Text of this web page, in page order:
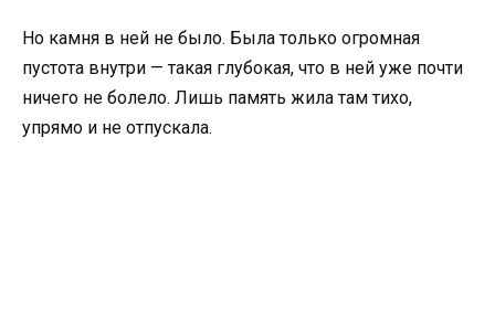
Но камня в ней не было. Была только огромная
пустота внутри — такая глубокая, что в ней уже почти
ничего не болело. Лишь память жила там тихо,
упрямо и не отпускала.